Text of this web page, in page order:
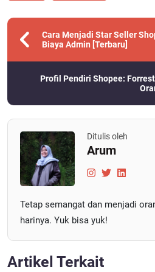
Cara Menjadi Star Seller
Biaya Admin [Terbaru]
Profil Pendiri Shopee:
Ditulis oleh
Arum
Tetap semangat dan menjadi
harinya. Yuk bisa yuk!
Artikel Terkait